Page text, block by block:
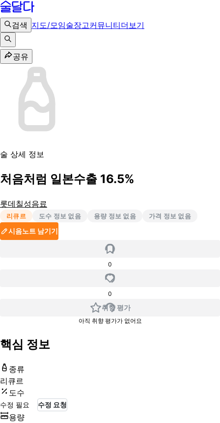
검색 지도/모임술장고커뮤니티더보기
공유
술 상세 정보
처음처럼 일본수출 16.5%
롯데칠성음료
리큐르 도수 정보 없음 용량 정보 없음 가격 정보 없음
시음노트 남기기
0
0
취향 평가
아직 취향 평가가 없어요
핵심 정보
종류
리큐르
도수
수정 필요 수정 요청
용량